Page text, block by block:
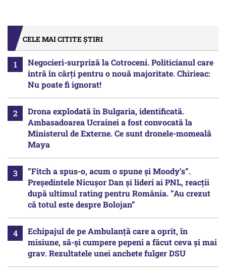
CELE MAI CITITE ȘTIRI
Negocieri-surpriză la Cotroceni. Politicianul care
intră în cărți pentru o nouă majoritate. Chirieac:
Nu poate fi ignorat!
Drona explodată în Bulgaria, identificată.
Ambasadoarea Ucrainei a fost convocată la
Ministerul de Externe. Ce sunt dronele-momeală
Maya
”Fitch a spus-o, acum o spune și Moody’s”.
Președintele Nicușor Dan și lideri ai PNL, reacții
după ultimul rating pentru România. ”Au crezut
că totul este despre Bolojan”
Echipajul de pe Ambulanță care a oprit, în
misiune, să-și cumpere pepeni a făcut ceva și mai
grav. Rezultatele unei anchete fulger DSU